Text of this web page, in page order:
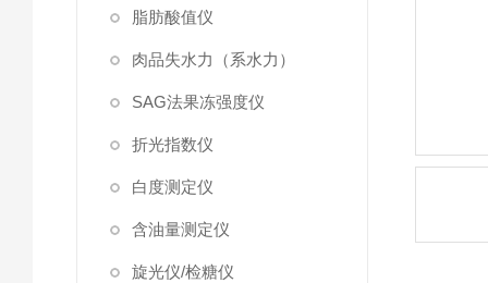
脂肪酸值仪
肉品失水力（系水力）
SAG法果冻强度仪
折光指数仪
白度测定仪
含油量测定仪
旋光仪/检糖仪